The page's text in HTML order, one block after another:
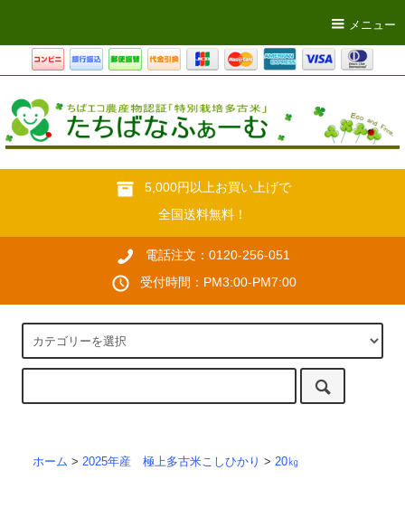
メニュー
5,000円以上お買い上げで
全国送料無料！
電話注文：0120-256-051
受付時間：PM3:00-PM7:00
ホーム > 2025年産 極上多古米こしひかり > 20㎏